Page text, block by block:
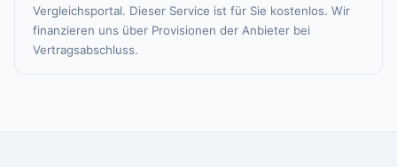
Vergleichsportal. Dieser Service ist für Sie kostenlos. Wir
finanzieren uns über Provisionen der Anbieter bei
Vertragsabschluss.